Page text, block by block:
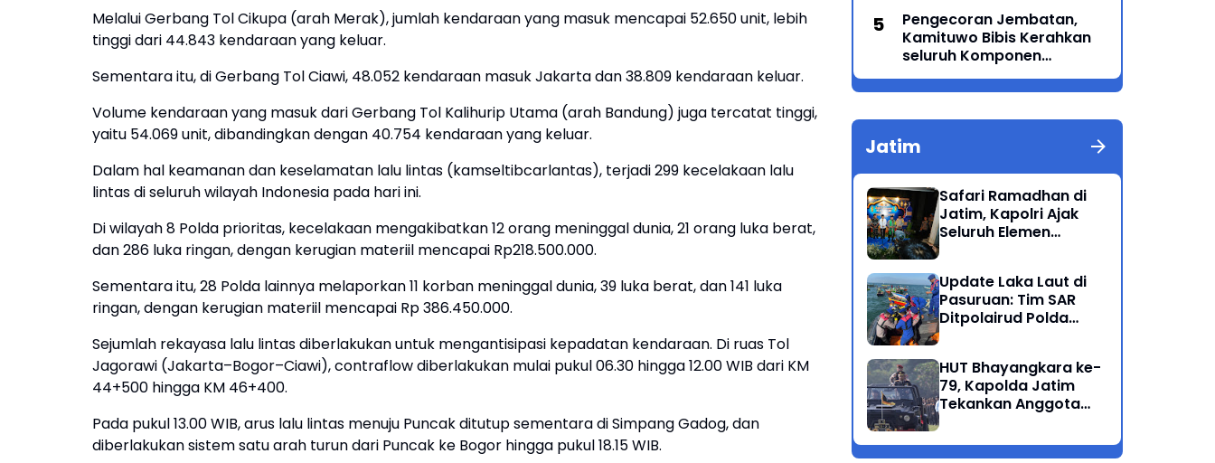
Melalui Gerbang Tol Cikupa (arah Merak), jumlah kendaraan yang masuk mencapai 52.650 unit, lebih
tinggi dari 44.843 kendaraan yang keluar.
Sementara itu, di Gerbang Tol Ciawi, 48.052 kendaraan masuk Jakarta dan 38.809 kendaraan keluar.
Volume kendaraan yang masuk dari Gerbang Tol Kalihurip Utama (arah Bandung) juga tercatat tinggi,
yaitu 54.069 unit, dibandingkan dengan 40.754 kendaraan yang keluar.
Dalam hal keamanan dan keselamatan lalu lintas (kamseltibcarlantas), terjadi 299 kecelakaan lalu
lintas di seluruh wilayah Indonesia pada hari ini.
Di wilayah 8 Polda prioritas, kecelakaan mengakibatkan 12 orang meninggal dunia, 21 orang luka berat,
dan 286 luka ringan, dengan kerugian materiil mencapai Rp218.500.000.
Sementara itu, 28 Polda lainnya melaporkan 11 korban meninggal dunia, 39 luka berat, dan 141 luka
ringan, dengan kerugian materiil mencapai Rp 386.450.000.
Sejumlah rekayasa lalu lintas diberlakukan untuk mengantisipasi kepadatan kendaraan. Di ruas Tol
Jagorawi (Jakarta–Bogor–Ciawi), contraflow diberlakukan mulai pukul 06.30 hingga 12.00 WIB dari KM
44+500 hingga KM 46+400.
Pada pukul 13.00 WIB, arus lalu lintas menuju Puncak ditutup sementara di Simpang Gadog, dan
diberlakukan sistem satu arah turun dari Puncak ke Bogor hingga pukul 18.15 WIB.
Pengecoran Jembatan,
Kamituwo Bibis Kerahkan
seluruh Komponen
Termasuk PSHT & PSHW
Rayon Bulu Lor
Jatim
Safari Ramadhan di
Jatim, Kapolri Ajak
Seluruh Elemen
Program Presiden
Update Laka Laut di
Pasuruan: Tim SAR
Ditpolairud Polda
Korban Meninggal di
Perairan Lekok
HUT Bhayangkara ke-
79, Kapolda Jatim
Tekankan Anggota
Profesional Polri